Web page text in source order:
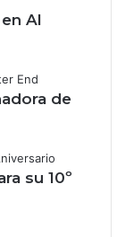
Al
de
su 10º